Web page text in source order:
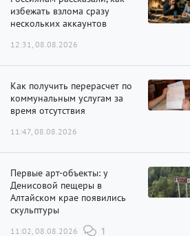
избежать взлома сразу
нескольких аккаунтов
12:31, 08.08.2026
Как получить перерасчет по
коммунальным услугам за
время отсутствия
11:47, 08.08.2026
Первые арт-объекты: у
Денисовой пещеры в
Алтайском крае появились
скульптуры
11:02, 08.08.2026 1